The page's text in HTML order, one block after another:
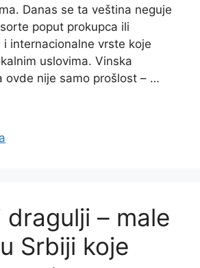
Danas se ta veština neguje
poput prokupca ili
i internacionalne vrste koje
uslovima. Vinska
ovde nije samo prošlost – …
dragulji – male
Srbiji koje